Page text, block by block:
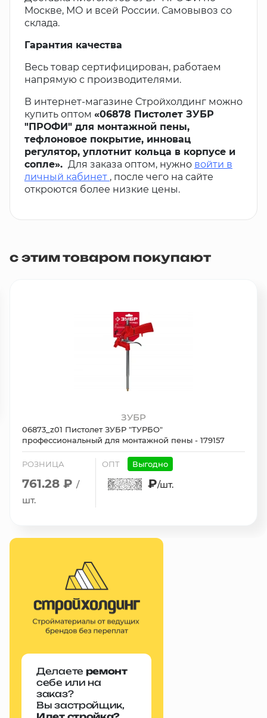
Москве, МО и всей России. Самовывоз со
склада.
Гарантия качества
Весь товар сертифицирован, работаем
напрямую с производителями.
В интернет-магазине Стройхолдинг можно
купить оптом «06878 Пистолет ЗУБР
"ПРОФИ" для монтажной пены,
тефлоновое покрытие, инновац
регулятор, уплотнит кольца в корпусе и
сопле». Для заказа оптом, нужно войти в
личный кабинет , после чего на сайте
откроются более низкие цены.
с этим товаром покупают
ЗУБР
06873_z01 Пистолет ЗУБР "ТУРБО"
профессиональный для монтажной пены - 179157
РОЗНИЦА
761.28 ₽ /
шт.
ОПТ Выгодно
₽/шт.
Делаете ремонт
себе или на
заказ?
Вы застройщик,